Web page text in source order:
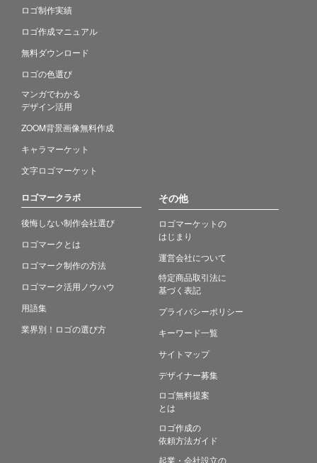
ロゴ制作実績
ロゴ作成マニュアル
無料ダウンロード
ロゴの色選び
マンガでわかる
デザイン活用
ZOOM背景画像無料作成
キャラマーケット
文字ロゴマーケット
ロゴマークラボ
後悔しない制作会社選び
ロゴマークとは
ロゴマーク制作の方法
ロゴマーク活用ノウハウ
用語集
業界別！ロゴの選び方
その他
ロゴマーケットの
はじまり
運営会社について
特定商品取引法に
基づく表記
プライバシーポリシー
キーワード一覧
サイトマップ
デザイナー募集
ロゴ無料提案
とは
ロゴ作成の
依頼方法ガイド
起業・会社設立の